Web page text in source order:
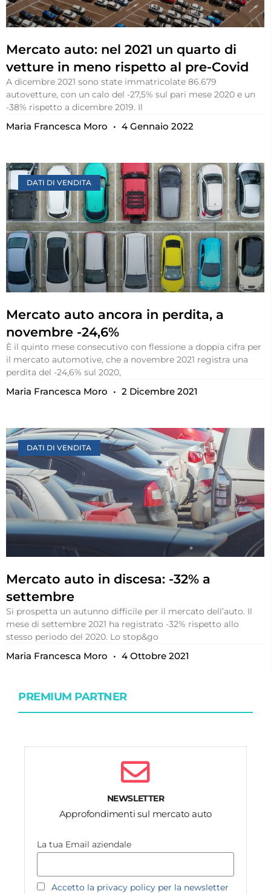
Mercato auto: nel 2021 un quarto di
vetture in meno rispetto al pre-Covid
A dicembre 2021 sono state immatricolate 86.679
autovetture, con un calo del -27,5% sul pari mese 2020 e un
-38% rispetto a dicembre 2019. Il
Maria Francesca Moro 4 Gennaio 2022
DATI DI VENDITA
Mercato auto ancora in perdita, a
novembre -24,6%
È il quinto mese consecutivo con flessione a doppia cifra per
il mercato automotive, che a novembre 2021 registra una
perdita del -24,6% sul 2020,
Maria Francesca Moro 2 Dicembre 2021
DATI DI VENDITA
Mercato auto in discesa: -32% a
settembre
Si prospetta un autunno difficile per il mercato dell’auto. Il
mese di settembre 2021 ha registrato -32% rispetto allo
stesso periodo del 2020. Lo stop&go
Maria Francesca Moro 4 Ottobre 2021
PREMIUM PARTNER
NEWSLETTER
Approfondimenti sul mercato auto
La tua Email aziendale
Accetto la privacy policy per la newsletter